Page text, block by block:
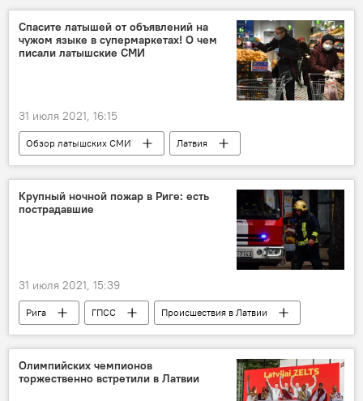
Спасите латышей от объявлений на
чужом языке в супермаркетах! О чем
писали латышские СМИ
31 июля 2021, 16:15
Обзор латышских СМИ
Латвия
президент
русский язык
супермаркет
Эгилс Левитс
Крупный ночной пожар в Риге: есть
пострадавшие
31 июля 2021, 15:39
Рига ГПСС Происшествия в Латвии
Олимпийских чемпионов
торжественно встретили в Латвии